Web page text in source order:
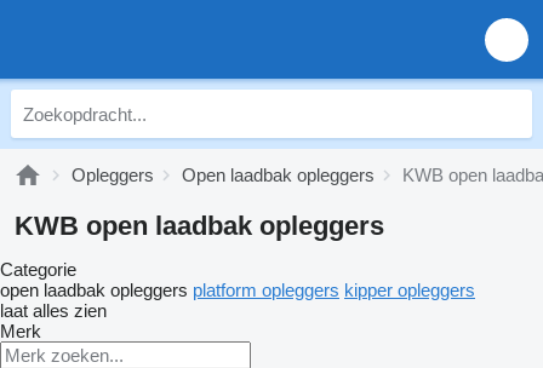
Opleggers Open laadbak opleggers KWB open
KWB open laadbak opleggers
Categorie
open laadbak opleggers platform opleggers kipper opleggers
laat alles zien
Merk